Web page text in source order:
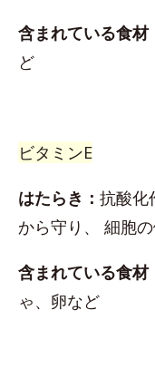
含まれている食材
ど
ビタミンE
はたらき： 抗酸化
から守り、 細胞
含まれている食材
ゃ、卵など